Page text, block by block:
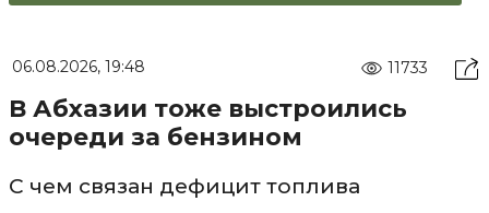
06.08.2026, 19:48 11733
В Абхазии тоже выстроились
очереди за бензином
С чем связан дефицит топлива